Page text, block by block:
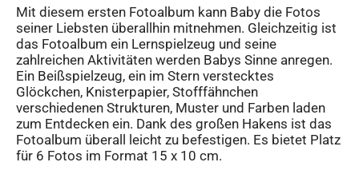
Mit diesem ersten Fotoalbum kann Baby die Fotos
seiner Liebsten überallhin mitnehmen. Gleichzeitig ist
das Fotoalbum ein Lernspielzeug und seine
zahlreichen Aktivitäten werden Babys Sinne anregen.
Ein Beißspielzeug, ein im Stern verstecktes
Glöckchen, Knisterpapier, Stofffähnchen
verschiedenen Strukturen, Muster und Farben laden
zum Entdecken ein. Dank des großen Hakens ist das
Fotoalbum überall leicht zu befestigen. Es bietet Platz
für 6 Fotos im Format 15 x 10 cm.